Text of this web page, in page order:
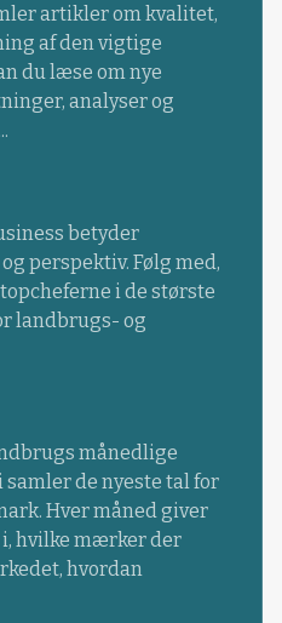
artikler om kvalitet,
af den vigtige
du læse om nye
analyser og
betyder
perspektiv. Følg med,
i de største
landbrugs- og
månedlige
de nyeste tal for
Hver måned giver
hvilke mærker der
hvordan